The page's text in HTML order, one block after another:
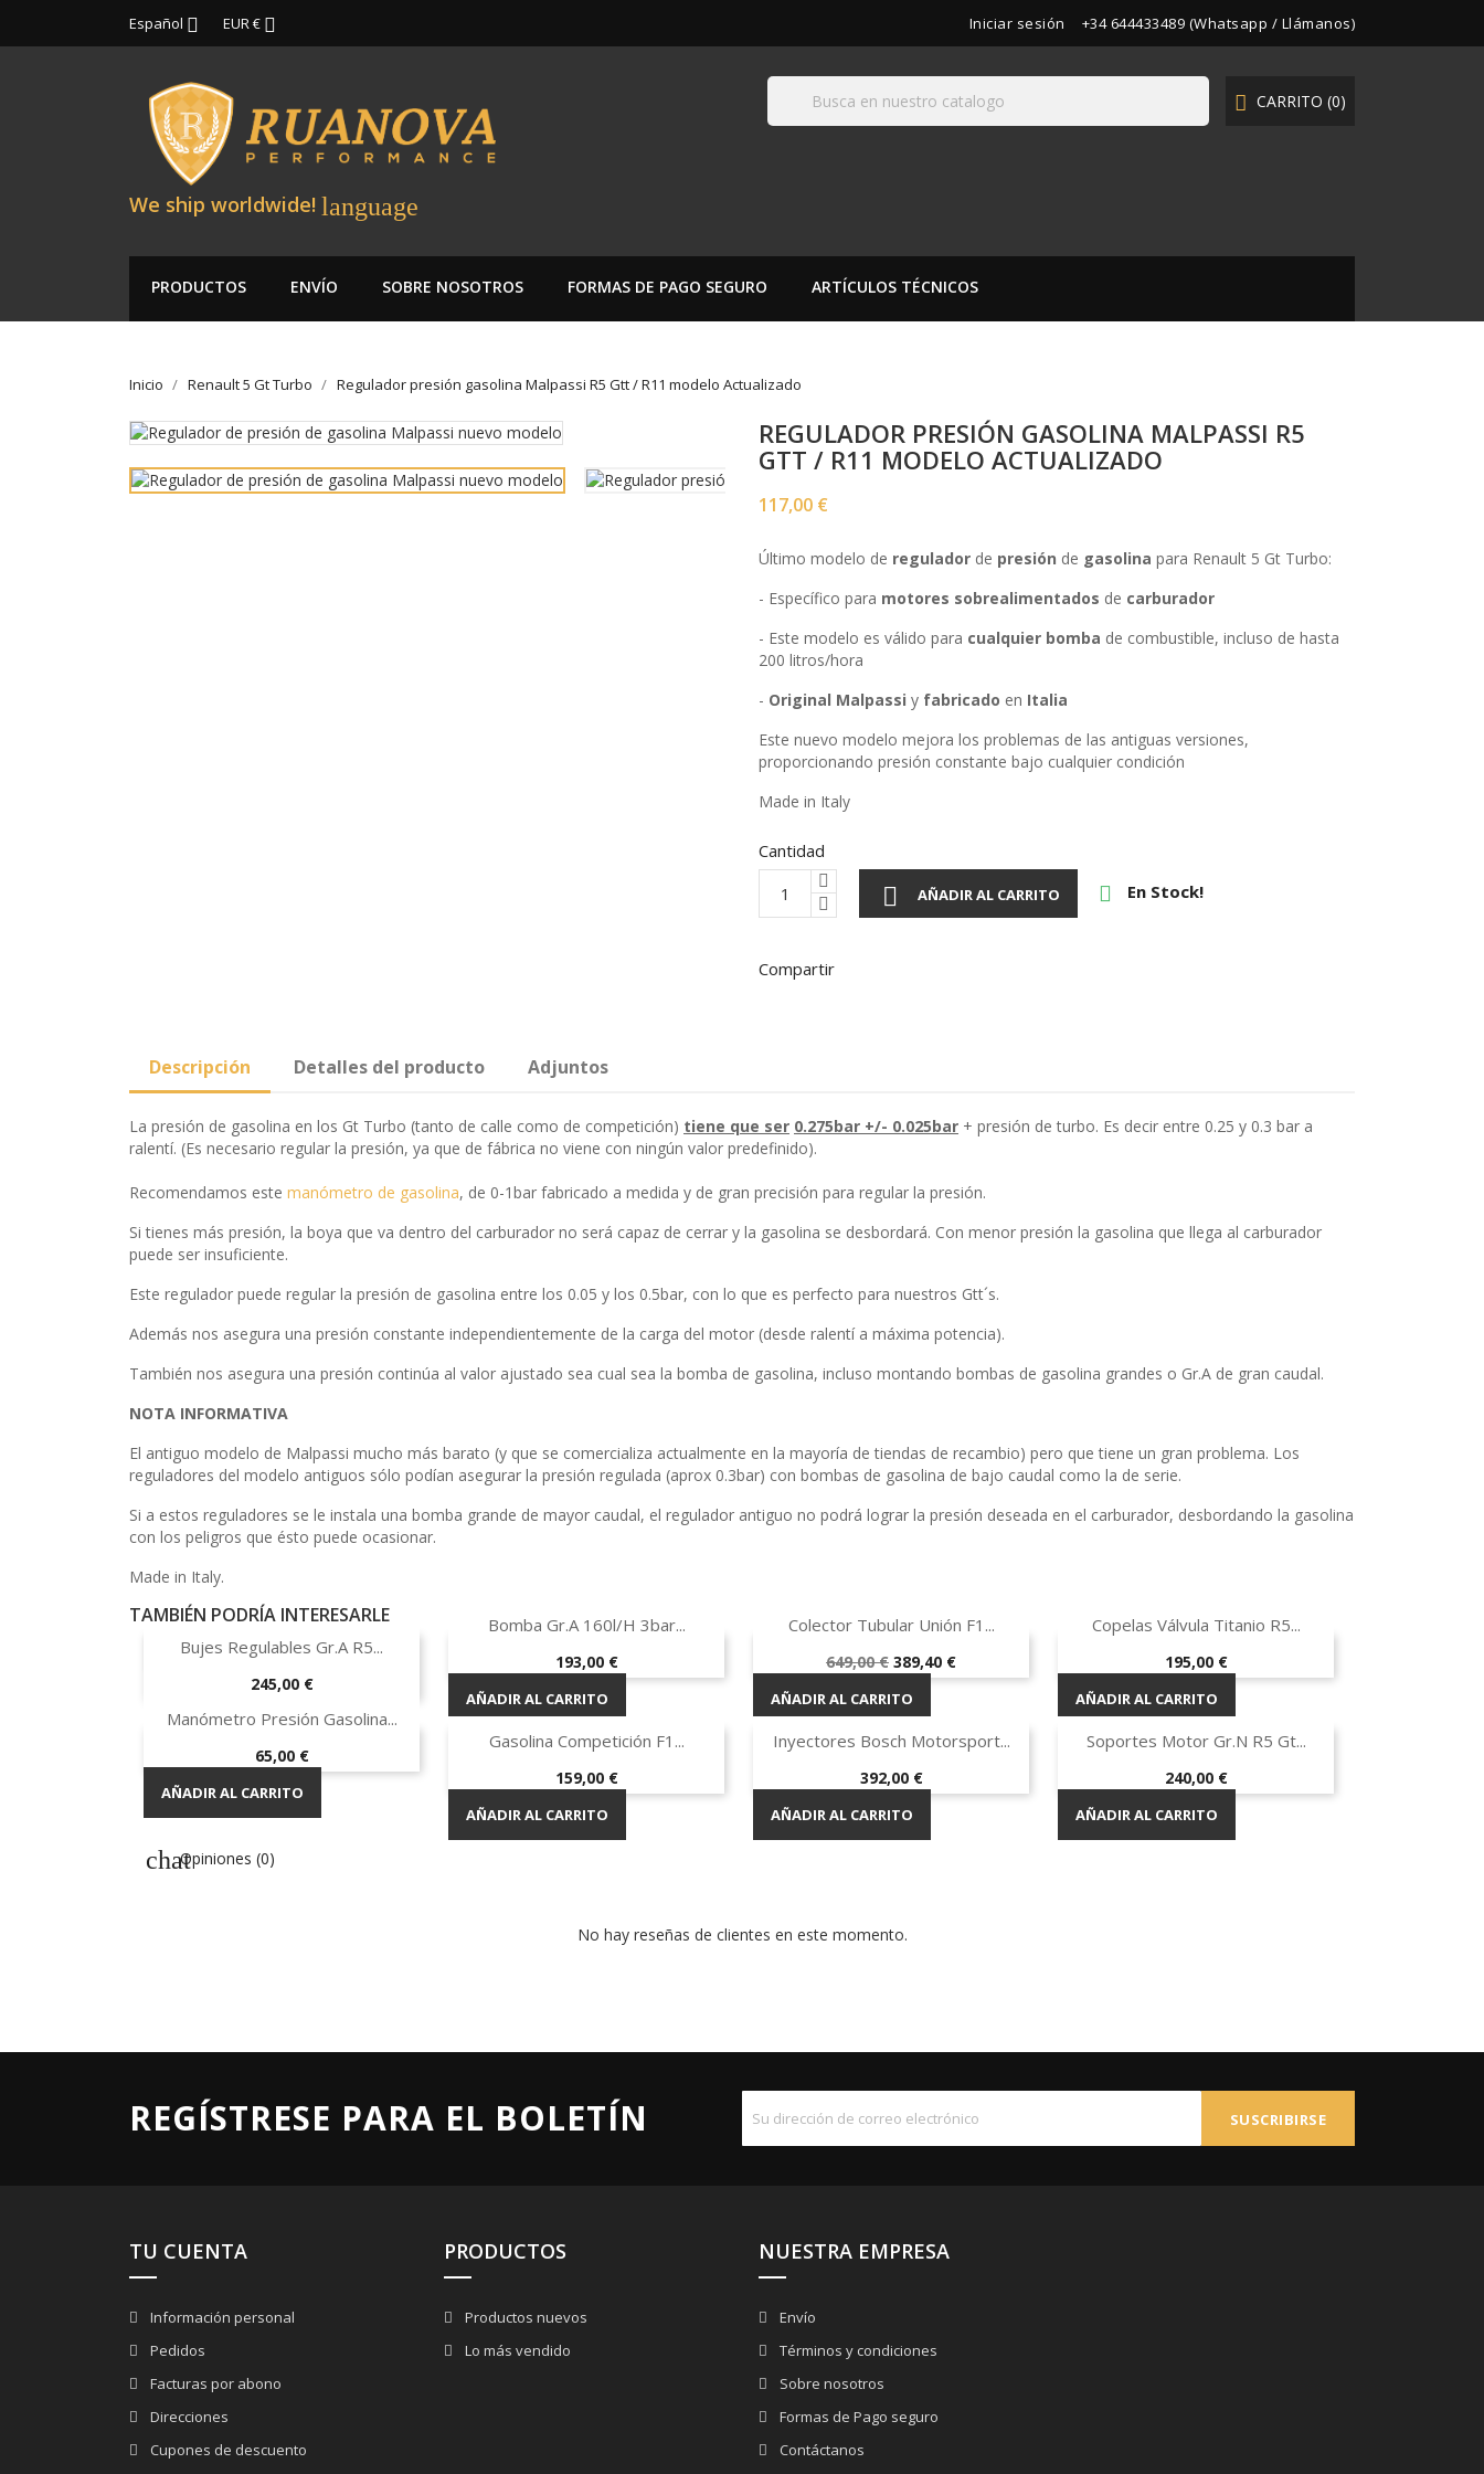
Español  EUR €  Iniciar sesión +34 644433489 (Whatsapp / Llámanos)
CARRITO (0)
We ship worldwide! language
PRODUCTOS ENVÍO SOBRE NOSOTROS FORMAS DE PAGO SEGURO ARTÍCULOS TÉCNICOS
Inicio Renault 5 Gt Turbo Regulador presión gasolina Malpassi R5 Gtt / R11 modelo Actualizado
REGULADOR PRESIÓN GASOLINA MALPASSI R5
GTT / R11 MODELO ACTUALIZADO
117,00 €
Último modelo de regulador de presión de gasolina para Renault 5 Gt Turbo:
- Específico para motores sobrealimentados de carburador
- Este modelo es válido para cualquier bomba de combustible, incluso de hasta
200 litros/hora
- Original Malpassi y fabricado en Italia
Este nuevo modelo mejora los problemas de las antiguas versiones,
proporcionando presión constante bajo cualquier condición
Made in Italy
Cantidad
 AÑADIR AL CARRITO  En Stock!
Compartir
Descripción Detalles del producto Adjuntos
La presión de gasolina en los Gt Turbo (tanto de calle como de competición) tiene que ser 0.275bar +/- 0.025bar + presión de turbo. Es decir entre 0.25 y 0.3 bar a
ralentí. (Es necesario regular la presión, ya que de fábrica no viene con ningún valor predefinido).
Recomendamos este manómetro de gasolina, de 0-1bar fabricado a medida y de gran precisión para regular la presión.
Si tienes más presión, la boya que va dentro del carburador no será capaz de cerrar y la gasolina se desbordará. Con menor presión la gasolina que llega al carburador
puede ser insuficiente.
Este regulador puede regular la presión de gasolina entre los 0.05 y los 0.5bar, con lo que es perfecto para nuestros Gtt´s.
Además nos asegura una presión constante independientemente de la carga del motor (desde ralentí a máxima potencia).
También nos asegura una presión continúa al valor ajustado sea cual sea la bomba de gasolina, incluso montando bombas de gasolina grandes o Gr.A de gran caudal.
NOTA INFORMATIVA
El antiguo modelo de Malpassi mucho más barato (y que se comercializa actualmente en la mayoría de tiendas de recambio) pero que tiene un gran problema. Los
reguladores del modelo antiguos sólo podían asegurar la presión regulada (aprox 0.3bar) con bombas de gasolina de bajo caudal como la de serie.
Si a estos reguladores se le instala una bomba grande de mayor caudal, el regulador antiguo no podrá lograr la presión deseada en el carburador, desbordando la gasolina
con los peligros que ésto puede ocasionar.
Made in Italy.
TAMBIÉN PODRÍA INTERESARLE
¡EN OFERTA!
 Vista rápida
Bujes Regulables Gr.A R5...
Precio
245,00 €
AÑADIR AL CARRITO
 Vista rápida
Bomba Gr.A 160l/h 3bar...
Precio
193,00 €
AÑADIR AL CARRITO
¡EN OFERTA!
-40%
 Vista rápida
Colector Tubular Unión F1...
Precio
649,00 € Precio
389,40 €
AÑADIR AL CARRITO
 Vista rápida
Copelas Válvula Titanio R5...
Precio
195,00 €
AÑADIR AL CARRITO
 Vista rápida
Manómetro Presión Gasolina...
Precio
65,00 €
AÑADIR AL CARRITO
 Vista rápida
Gasolina Competición F1...
Precio
159,00 €
AÑADIR AL CARRITO
 Vista rápida
Inyectores Bosch Motorsport...
Precio
392,00 €
AÑADIR AL CARRITO
 Vista rápida
Soportes Motor Gr.N R5 Gt...
Precio
240,00 €
AÑADIR AL CARRITO
Opiniones (0)
No hay reseñas de clientes en este momento.
REGÍSTRESE PARA EL BOLETÍN
TU CUENTA
Información personal
Pedidos
Facturas por abono
Direcciones
Cupones de descuento
PRODUCTOS
Productos nuevos
Lo más vendido
NUESTRA EMPRESA
Envío
Términos y condiciones
Sobre nosotros
Formas de Pago seguro
Contáctanos